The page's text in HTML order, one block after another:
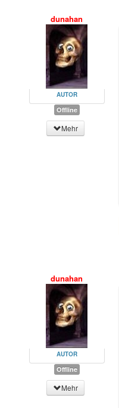
dunahan
AUTOR
Offline
Mehr
dunahan
AUTOR
Offline
Mehr